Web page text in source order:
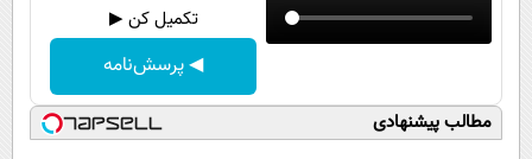
تکمیل کن ▶
◀ پرسش‌نامه
مطالب پیشنهادی